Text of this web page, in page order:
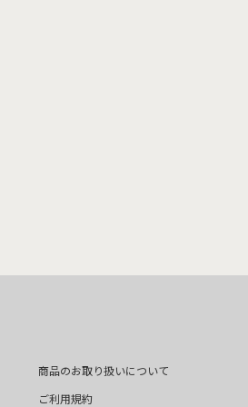
商品のお取り扱いについて
ご利用規約